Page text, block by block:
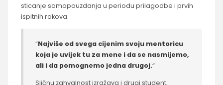
sticanje samopouzdanja u periodu prilagodbe i prvih
ispitnih rokova.
“Najviše od svega cijenim svoju mentoricu
koja je uvijek tu za mene i da se nasmijemo,
ali i da pomognemo jedna drugoj.“
Sličnu zahvalnost izražava i drugi student,